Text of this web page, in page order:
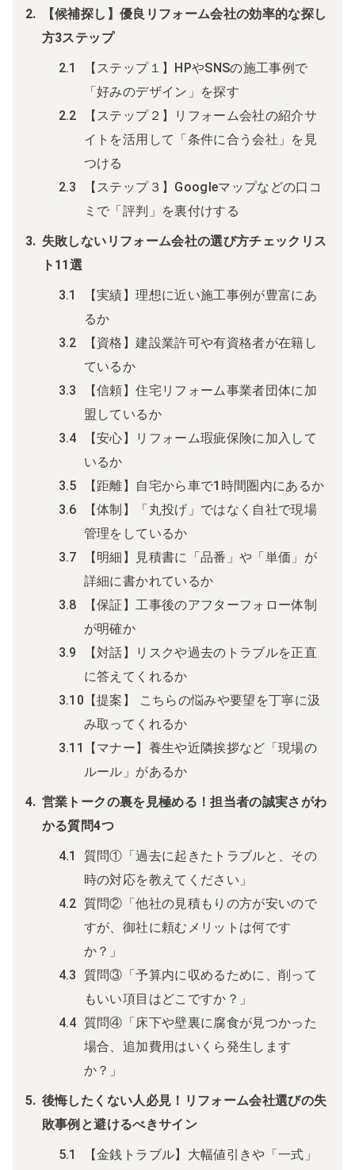
【候補探し】優良リフォーム会社の効率的な探し
方3ステップ
【ステップ１】HPやSNSの施工事例で
「好みのデザイン」を探す
【ステップ２】リフォーム会社の紹介サ
イトを活用して「条件に合う会社」を見
つける
【ステップ３】Googleマップなどの口コ
ミで「評判」を裏付けする
失敗しないリフォーム会社の選び方チェックリス
ト11選
【実績】理想に近い施工事例が豊富にあ
るか
【資格】建設業許可や有資格者が在籍し
ているか
【信頼】住宅リフォーム事業者団体に加
盟しているか
【安心】リフォーム瑕疵保険に加入して
いるか
【距離】自宅から車で1時間圏内にあるか
【体制】「丸投げ」ではなく自社で現場
管理をしているか
【明細】見積書に「品番」や「単価」が
詳細に書かれているか
【保証】工事後のアフターフォロー体制
が明確か
【対話】リスクや過去のトラブルを正直
に答えてくれるか
【提案】 こちらの悩みや要望を丁寧に汲
み取ってくれるか
【マナー】養生や近隣挨拶など「現場の
ルール」があるか
営業トークの裏を見極める！担当者の誠実さがわ
かる質問4つ
質問①「過去に起きたトラブルと、その
時の対応を教えてください」
質問②「他社の見積もりの方が安いので
すが、御社に頼むメリットは何です
か？」
質問③「予算内に収めるために、削って
もいい項目はどこですか？」
質問④「床下や壁裏に腐食が見つかった
場合、追加費用はいくら発生します
か？」
後悔したくない人必見！リフォーム会社選びの失
敗事例と避けるべきサイン
【金銭トラブル】大幅値引きや「一式」